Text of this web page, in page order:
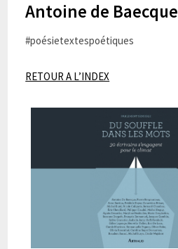
Antoine de Baecque
#poésietextespoétiques
RETOUR A L’INDEX